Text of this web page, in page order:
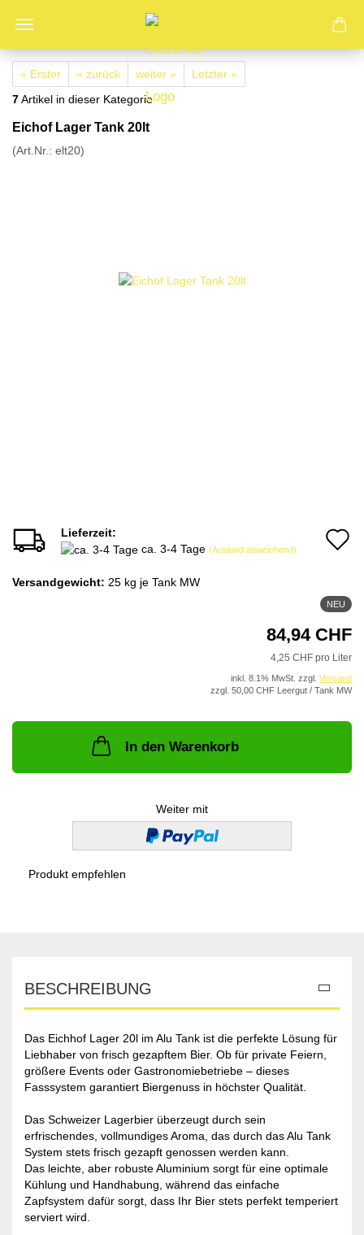
« Erster « zurück weiter »
Letzter »
7Artikel in dieser Kategorie
Eichof Lager Tank 20lt
(Art.Nr.: elt20)
Lieferzeit:
ca. 3-4 Tage (Ausland abweichend)
Versandgewicht: 25 kg je Tank MW
NEU
84,94 CHF
4,25 CHF pro Liter
inkl. 8.1% MwSt. zzgl. Versand
zzgl. 50,00 CHF Leergut / Tank MW
In den Warenkorb
Weiter mit
Produkt empfehlen
BESCHREIBUNG
Das Eichhof Lager 20l im Alu Tank ist die perfekte Lösung für
Liebhaber von frisch gezapftem Bier. Ob für private Feiern,
größere Events oder Gastronomiebetriebe – dieses
Fasssystem garantiert Biergenuss in höchster Qualität.
Das Schweizer Lagerbier überzeugt durch sein
erfrischendes, vollmundiges Aroma, das durch das Alu Tank
System stets frisch gezapft genossen werden kann.
Das leichte, aber robuste Aluminium sorgt für eine optimale
Kühlung und Handhabung, während das einfache
Zapfsystem dafür sorgt, dass Ihr Bier stets perfekt temperiert
serviert wird.